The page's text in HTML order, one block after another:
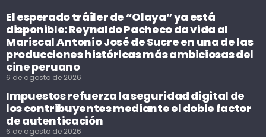
El esperado tráiler de “Olaya” ya está
disponible: Reynaldo Pacheco da vida al
Mariscal Antonio José de Sucre en una de las
producciones históricas más ambiciosas del
cine peruano
6 de agosto de 2026
Impuestos refuerza la seguridad digital de
los contribuyentes mediante el doble factor
de autenticación
6 de agosto de 2026